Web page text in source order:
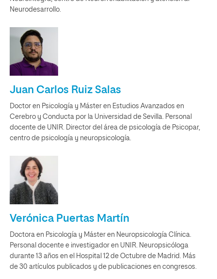
Neurodesarrollo.
Juan Carlos Ruiz Salas
Doctor en Psicología y Máster en Estudios Avanzados en
Cerebro y Conducta por la Universidad de Sevilla. Personal
docente de UNIR. Director del área de psicología de Psicopar,
centro de psicología y neuropsicología.
Verónica Puertas Martín
Doctora en Psicología y Máster en Neuropsicología Clínica.
Personal docente e investigador en UNIR. Neuropsicóloga
durante 13 años en el Hospital 12 de Octubre de Madrid. Más
de 30 artículos publicados y de publicaciones en congresos.